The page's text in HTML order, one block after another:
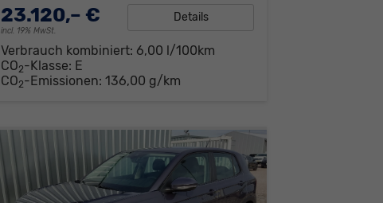
23.120,– €
incl. 19% MwSt.
Details
Verbrauch kombiniert: 6,00 l/100km
CO2-Klasse: E
CO2-Emissionen:136,00 g/km